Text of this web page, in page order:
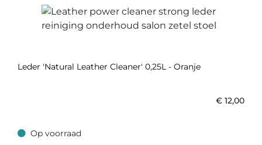
Leder 'Natural Leather Cleaner' 0,25L - Oranje
€ 12,00
Op voorraad
Op voorraad